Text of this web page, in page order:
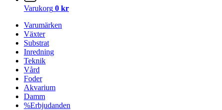
Varukorg 0 kr
Varumärken
Växter
Substrat
Inredning
Teknik
Vård
Foder
Akvarium
Damm
%Erbjudanden